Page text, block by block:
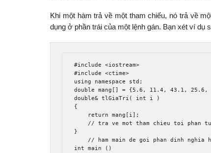
Khi một hàm trả về một tham chiếu, nó trả về
dụng ở phần trái của một lệnh gán. Bạn xét ví dụ
#include
<iostream>
#include
<ctime>
using
namespace std ;
double mang = {5.6 , 11.4 , 43.1 , 25.6 ,
double& tlGiaTri ( int i
)
{
return mang i ];
// tra ve mot tham chieu toi phan
}
// ham main de goi phan dinh nghia
int main
()